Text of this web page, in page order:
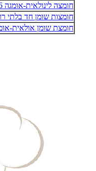
חומצה לינולאית-אומגה 6
חומצות שומן חד בלתי
חומצת שומן אולאית-